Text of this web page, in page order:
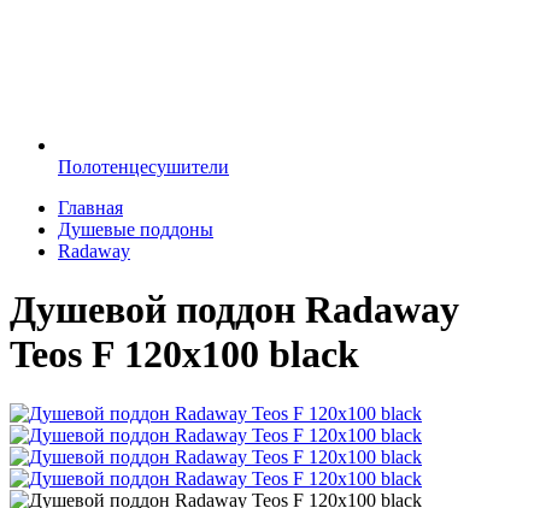
Полотенцесушители
Главная
Душевые поддоны
Radaway
Душевой поддон Radaway
Teos F 120x100 black